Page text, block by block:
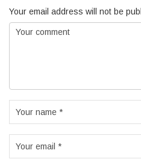
Your email address will not be